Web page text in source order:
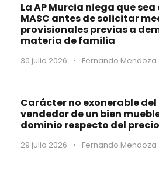
La AP Murcia niega que
MASC antes de solicitar
provisionales previas a
materia de familia
30 julio 2026 • Fernando Mendoza
Carácter no exonerable
vendedor de un bien
dominio respecto del
29 julio 2026 • Fernando Mendoza